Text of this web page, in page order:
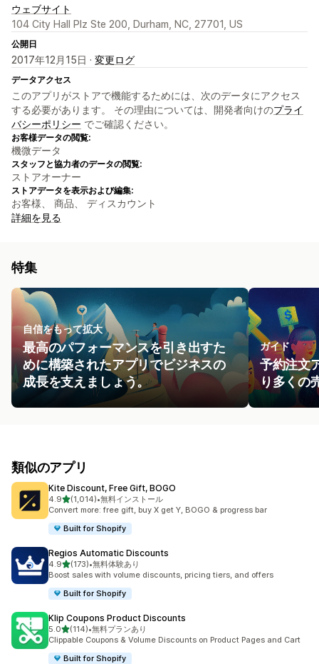
ウェブサイト
104 City Hall Plz Ste 200, Durham, NC, 27701, US
公開日
2017年12月15日 · 変更ログ
データアクセス
このアプリがストアで機能するためには、次のデータにアクセス
する必要があります。 その理由については、開発者向けのプライ
バシーポリシー でご確認ください。
お客様データの閲覧:
機微データ
スタッフと協力者のデータの閲覧:
ストアオーナー
ストアデータを表示および編集:
お客様、 商品、 ディスカウント
詳細を見る
特集
自信をもって拡大
最高のパフォーマンスを引き出すた
めに構築されたアプリでビジネスの
成長を支えましょう。
ガイド
予約注文
り多くの
類似のアプリ
Kite Discount, Free Gift, BOGO
4.95つ星中
(1,014)
合計レビュー数：1014件
•無料インストール
Convert more: free gift, buy X get Y, BOGO & progress bar
Built for Shopify
Regios Automatic Discounts
4.95つ星中
(173)
合計レビュー数：173件
•無料体験あり
Boost sales with volume discounts, pricing tiers, and offers
Built for Shopify
Klip Coupons Product Discounts
5.05つ星中
(114)
合計レビュー数：114件
•無料プランあり
Clippable Coupons & Volume Discounts on Product Pages and Cart
Built for Shopify